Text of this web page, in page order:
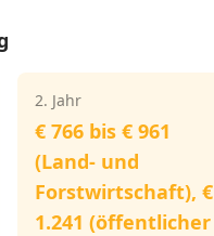
2. Jahr
€ 766 bis € 961
(Land- und
Forstwirtschaft), €
1.241 (öffentlicher